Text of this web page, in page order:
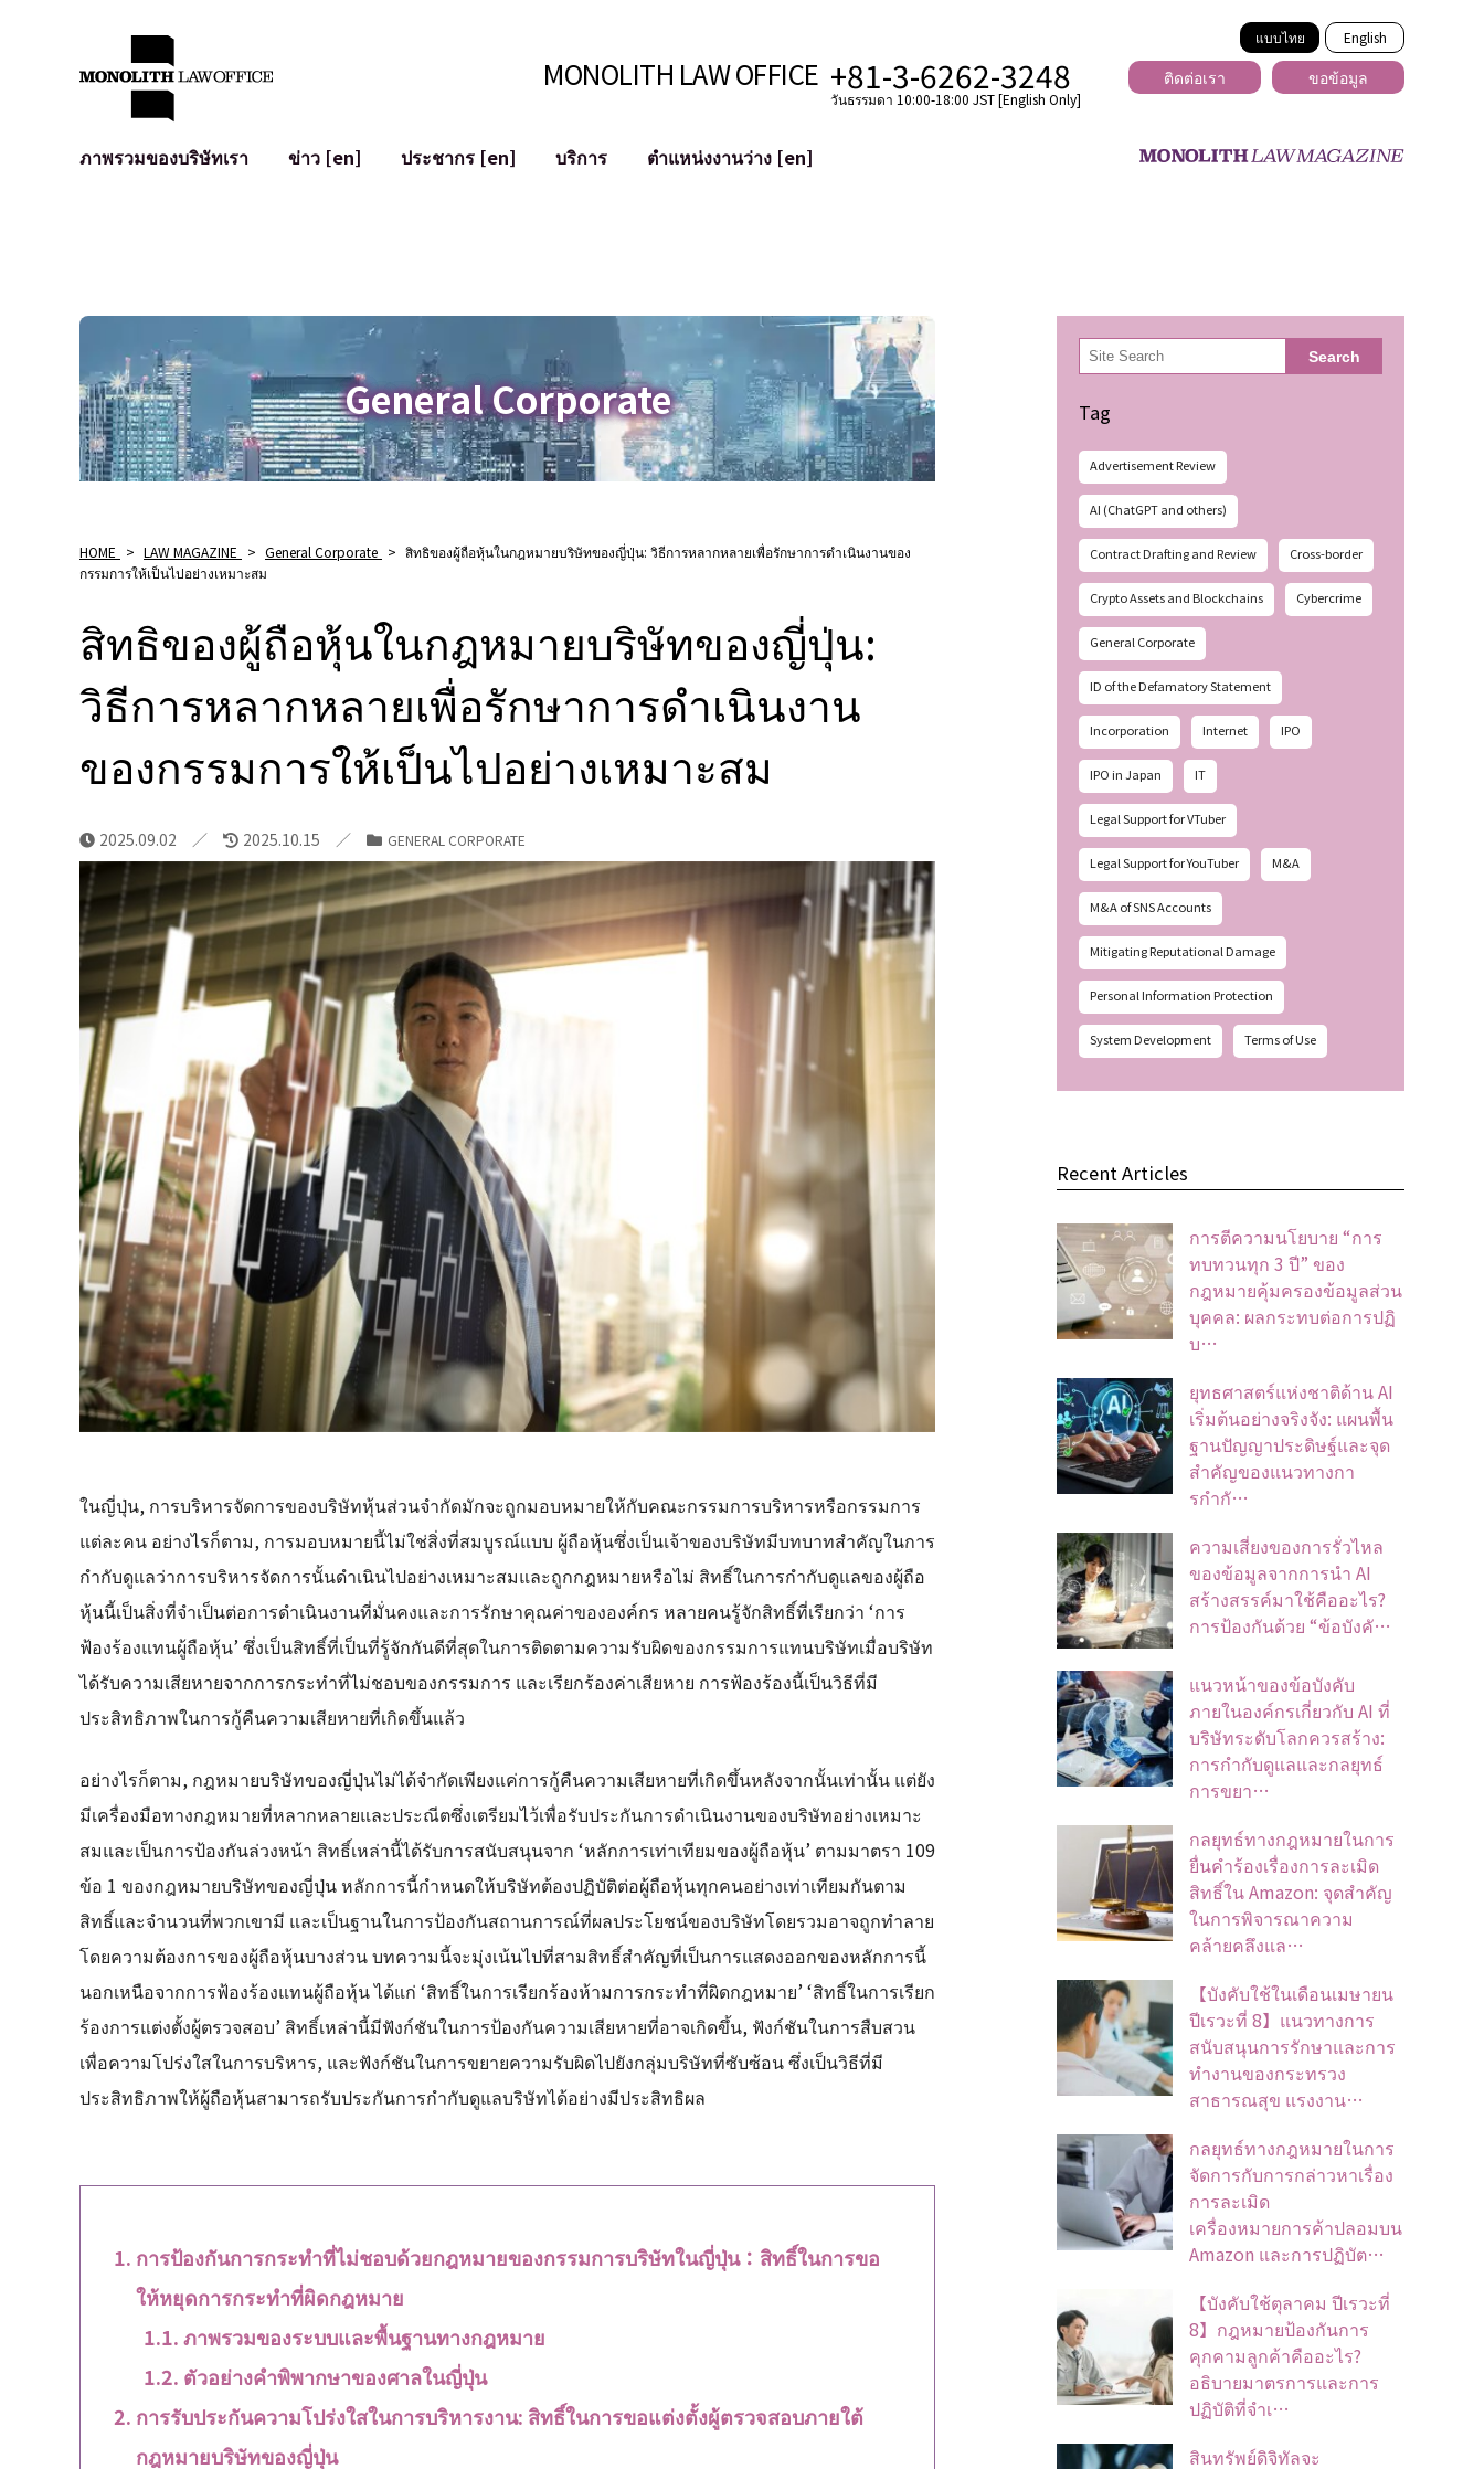
แบบไทย English
MONOLITH LAW OFFICE +81-3-6262-3248
วันธรรมดา 10:00-18:00 JST [English Only]
ติดต่อเรา ขอข้อมูล
ภาพรวมของบริษัทเรา
ข่าว [en] ประชากร [en]
บริการ
การป้องกันข้อมูลส่วนบุคคล
การตรวจสอบโฆษณา
อาชญากรรมไซเบอร์
การบรรเทาความเสียหายต่อชื่อเสียง
การระบุตัวตนของคำกล่าวหาที่เป็นการใส่ร้าย
ตำแหน่งงานว่าง [en]
General Corporate
HOME > LAW MAGAZINE > General Corporate > สิทธิของผู้ถือหุ้นในกฎหมายบริษัทของญี่ปุ่น: วิธีการหลากหลายเพื่อรักษาการดําเนินงานของ
กรรมการให้เป็นไปอย่างเหมาะสม
สิทธิของผู้ถือหุ้นในกฎหมายบริษัทของญี่ปุ่น:
วิธีการหลากหลายเพื่อรักษาการดําเนินงาน
ของกรรมการให้เป็นไปอย่างเหมาะสม
2025.09.02 2025.10.15 GENERAL CORPORATE
ในญี่ปุ่น, การบริหารจัดการของบริษัทหุ้นส่วนจำกัดมักจะถูกมอบหมายให้กับคณะกรรมการบริหารหรือกรรมการ
แต่ละคน อย่างไรก็ตาม, การมอบหมายนี้ไม่ใช่สิ่งที่สมบูรณ์แบบ ผู้ถือหุ้นซึ่งเป็นเจ้าของบริษัทมีบทบาทสำคัญในการ
กำกับดูแลว่าการบริหารจัดการนั้นดำเนินไปอย่างเหมาะสมและถูกกฎหมายหรือไม่ สิทธิ์ในการกำกับดูแลของผู้ถือ
หุ้นนี้เป็นสิ่งที่จำเป็นต่อการดำเนินงานที่มั่นคงและการรักษาคุณค่าขององค์กร หลายคนรู้จักสิทธิ์ที่เรียกว่า ‘การ
ฟ้องร้องแทนผู้ถือหุ้น’ ซึ่งเป็นสิทธิ์ที่เป็นที่รู้จักกันดีที่สุดในการติดตามความรับผิดของกรรมการแทนบริษัทเมื่อบริษัท
ได้รับความเสียหายจากการกระทำที่ไม่ชอบของกรรมการ และเรียกร้องค่าเสียหาย การฟ้องร้องนี้เป็นวิธีที่มี
ประสิทธิภาพในการกู้คืนความเสียหายที่เกิดขึ้นแล้ว
อย่างไรก็ตาม, กฎหมายบริษัทของญี่ปุ่นไม่ได้จำกัดเพียงแค่การกู้คืนความเสียหายที่เกิดขึ้นหลังจากนั้นเท่านั้น แต่ยัง
มีเครื่องมือทางกฎหมายที่หลากหลายและประณีตซึ่งเตรียมไว้เพื่อรับประกันการดำเนินงานของบริษัทอย่างเหมาะ
สมและเป็นการป้องกันล่วงหน้า สิทธิ์เหล่านี้ได้รับการสนับสนุนจาก ‘หลักการเท่าเทียมของผู้ถือหุ้น’ ตามมาตรา 109
ข้อ 1 ของกฎหมายบริษัทของญี่ปุ่น หลักการนี้กำหนดให้บริษัทต้องปฏิบัติต่อผู้ถือหุ้นทุกคนอย่างเท่าเทียมกันตาม
สิทธิ์และจำนวนที่พวกเขามี และเป็นฐานในการป้องกันสถานการณ์ที่ผลประโยชน์ของบริษัทโดยรวมอาจถูกทำลาย
โดยความต้องการของผู้ถือหุ้นบางส่วน บทความนี้จะมุ่งเน้นไปที่สามสิทธิ์สำคัญที่เป็นการแสดงออกของหลักการนี้
นอกเหนือจากการฟ้องร้องแทนผู้ถือหุ้น ได้แก่ ‘สิทธิ์ในการเรียกร้องห้ามการกระทำที่ผิดกฎหมาย’ ‘สิทธิ์ในการเรียก
ร้องการแต่งตั้งผู้ตรวจสอบ’ สิทธิ์เหล่านี้มีฟังก์ชันในการป้องกันความเสียหายที่อาจเกิดขึ้น, ฟังก์ชันในการสืบสวน
เพื่อความโปร่งใสในการบริหาร, และฟังก์ชันในการขยายความรับผิดไปยังกลุ่มบริษัทที่ซับซ้อน ซึ่งเป็นวิธีที่มี
ประสิทธิภาพให้ผู้ถือหุ้นสามารถรับประกันการกำกับดูแลบริษัทได้อย่างมีประสิทธิผล
การป้องกันการกระทำที่ไม่ชอบด้วยกฎหมายของกรรมการบริษัทในญี่ปุ่น：สิทธิ์ในการขอ
ให้หยุดการกระทำที่ผิดกฎหมาย
ภาพรวมของระบบและพื้นฐานทางกฎหมาย
ตัวอย่างคำพิพากษาของศาลในญี่ปุ่น
การรับประกันความโปร่งใสในการบริหารงาน: สิทธิ์ในการขอแต่งตั้งผู้ตรวจสอบภายใต้
กฎหมายบริษัทของญี่ปุ่น
検
索 Search
Tag
Advertisement Review
AI (ChatGPT and others)
Contract Drafting and Review Cross-border
Crypto Assets and Blockchains Cybercrime
General Corporate
ID of the Defamatory Statement
Incorporation Internet IPO
IPO in Japan IT
Legal Support for VTuber
Legal Support for YouTuber M&A
M&A of SNS Accounts
Mitigating Reputational Damage
Personal Information Protection
System Development Terms of Use
Recent Articles
การตีความนโยบาย “การ
ทบทวนทุก 3 ปี” ของ
กฎหมายคุ้มครองข้อมูลส่วน
บุคคล: ผลกระทบต่อการปฏิ
บ…
ยุทธศาสตร์แห่งชาติด้าน AI
เริ่มต้นอย่างจริงจัง: แผนพื้น
ฐานปัญญาประดิษฐ์และจุด
สำคัญของแนวทางกา
รกำกั…
ความเสี่ยงของการรั่วไหล
ของข้อมูลจากการนำ AI
สร้างสรรค์มาใช้คืออะไร?
การป้องกันด้วย “ข้อบังคั…
แนวหน้าของข้อบังคับ
ภายในองค์กรเกี่ยวกับ AI ที่
บริษัทระดับโลกควรสร้าง:
การกำกับดูแลและกลยุทธ์
การขยา…
กลยุทธ์ทางกฎหมายในการ
ยื่นคำร้องเรื่องการละเมิด
สิทธิ์ใน Amazon: จุดสำคัญ
ในการพิจารณาความ
คล้ายคลึงแล…
【บังคับใช้ในเดือนเมษายน
ปีเรวะที่ 8】แนวทางการ
สนับสนุนการรักษาและการ
ทำงานของกระทรวง
สาธารณสุข แรงงาน…
กลยุทธ์ทางกฎหมายในการ
จัดการกับการกล่าวหาเรื่อง
การละเมิด
เครื่องหมายการค้าปลอมบน
Amazon และการปฏิบัต…
【บังคับใช้ตุลาคม ปีเรวะที่
8】กฎหมายป้องกันการ
คุกคามลูกค้าคืออะไร?
อธิบายมาตรการและการ
ปฏิบัติที่จำเ…
สินทรัพย์ดิจิทัลจะ